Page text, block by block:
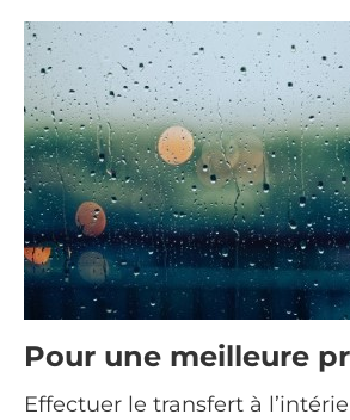
Pour une meilleure
Effectuer le transfert à